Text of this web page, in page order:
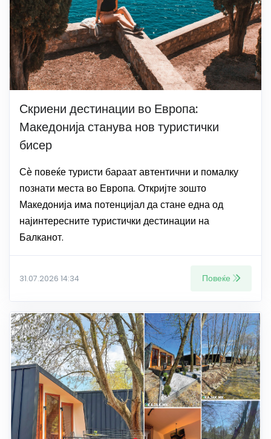
Скриени дестинации во Европа:
Македонија станува нов туристички
бисер
Сѐ повеќе туристи бараат автентични и помалку
познати места во Европа. Откријте зошто
Македонија има потенцијал да стане една од
најинтересните туристички дестинации на
Балканот.
31.07.2026 14:34 Повеќе